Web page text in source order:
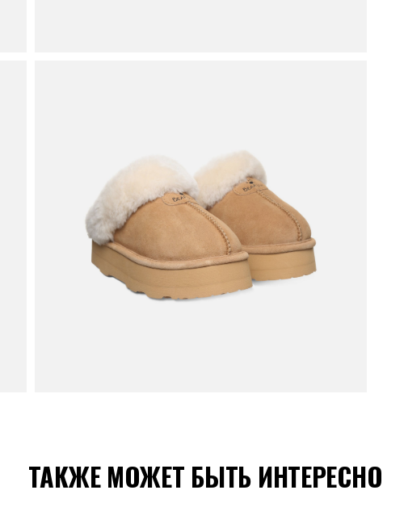
ТАКЖЕ МОЖЕТ БЫТЬ ИНТЕРЕСНО